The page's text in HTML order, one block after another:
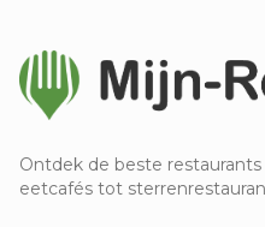
Ontdek de beste
eetcafés tot